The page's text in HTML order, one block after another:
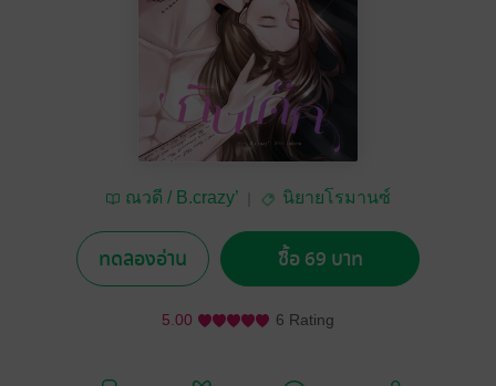
ณวดี / B.crazy’ นิยายโรมานซ์
ทดลองอ่าน ซื้อ 69 บาท
5.00 6 Rating